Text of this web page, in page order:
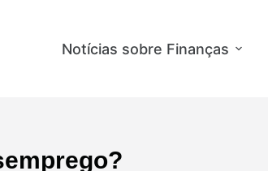
Notícias sobre Finanças